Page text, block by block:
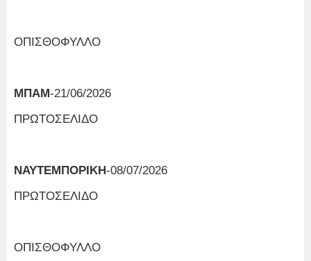
ΟΠΙΣΘΟΦΥΛΛΟ
ΜΠΑΜ-21/06/2026
ΠΡΩΤΟΣΕΛΙΔΟ
ΝΑΥΤΕΜΠΟΡΙΚΗ-08/07/2026
ΠΡΩΤΟΣΕΛΙΔΟ
ΟΠΙΣΘΟΦΥΛΛΟ